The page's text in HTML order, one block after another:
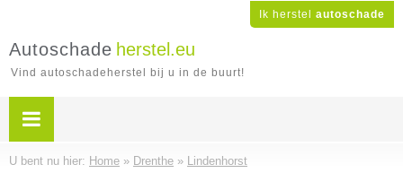
Ik herstel autoschade
Autoschade herstel.eu
Vind autoschadeherstel bij u in de buurt!
U bent nu hier: Home » Drenthe » Lindenhorst